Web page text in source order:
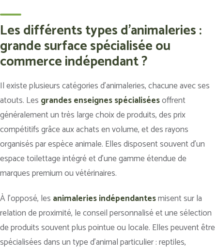
Les différents types d'animaleries :
grande surface spécialisée ou
commerce indépendant ?
Il existe plusieurs catégories d’animaleries, chacune avec ses
atouts. Les grandes enseignes spécialiséesoffrent
généralement un très large choix de produits, des prix
compétitifs grâce aux achats en volume, et des rayons
organisés par espèce animale. Elles disposent souvent d’un
espace toilettage intégré et d’une gamme étendue de
marques premium ou vétérinaires.
À l’opposé, les animaleries indépendantesmisent sur la
relation de proximité, le conseil personnalisé et une sélection
de produits souvent plus pointue ou locale. Elles peuvent être
spécialisées dans un type d’animal particulier : reptiles,